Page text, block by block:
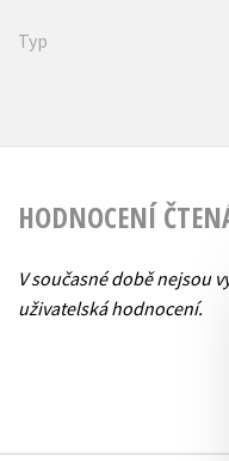
Typ
HODNOCENÍ
V současné době nejsou
uživatelská hodnocení.